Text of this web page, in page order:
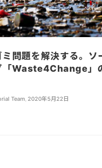
問題を解決する。ソ
「Waste4Change」
Team, 2020年5月22日